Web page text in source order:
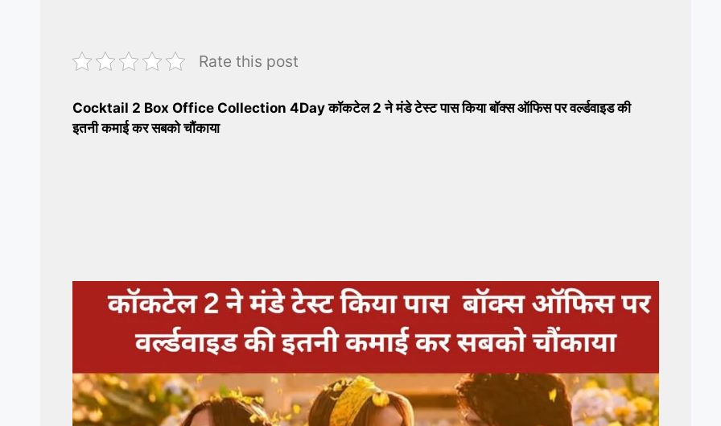
Rate this post
Cocktail 2 Box Office Collection 4Day ​कॉकटेल 2 ने मंडे टेस्ट पास किया बॉक्स ऑफिस पर वर्ल्डवाइड की
इतनी कमाई कर सबको चौंकाया